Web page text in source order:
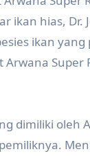
ikan hias, Dr.
ikan
Super
dimiliki oleh